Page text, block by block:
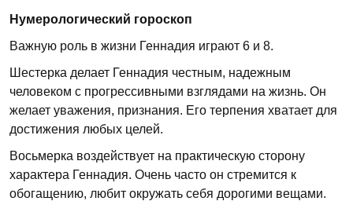
Нумерологический гороскоп
Важную роль в жизни Геннадия играют 6 и 8.
Шестерка делает Геннадия честным, надежным
человеком с прогрессивными взглядами на жизнь. Он
желает уважения, признания. Его терпения хватает для
достижения любых целей.
Восьмерка воздействует на практическую сторону
характера Геннадия. Очень часто он стремится к
обогащению, любит окружать себя дорогими вещами.